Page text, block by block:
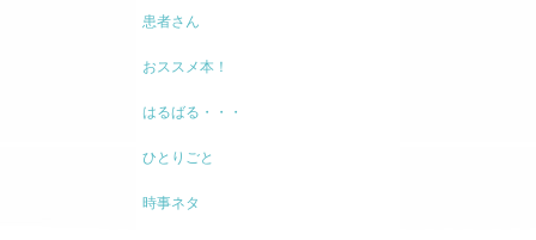
患者さん
おススメ本！
はるばる・・・
ひとりごと
時事ネタ